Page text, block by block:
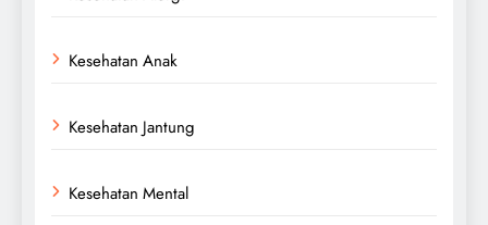
Kesehatan Anak
Kesehatan Jantung
Kesehatan Mental